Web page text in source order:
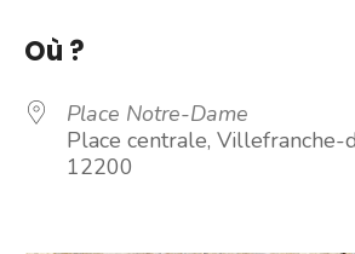
Où ?
Place Notre-Dame
Place centrale, Villefranche-
12200